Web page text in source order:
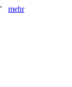
mehr